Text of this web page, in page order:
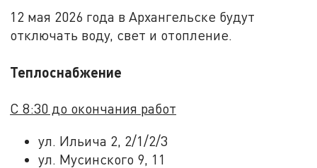
12 мая 2026 года в Архангельске будут
отключать воду, свет и отопление.
Теплоснабжение
С 8:30 до окончания работ
ул. Ильича 2, 2/1/2/3
ул. Мусинского 9, 11